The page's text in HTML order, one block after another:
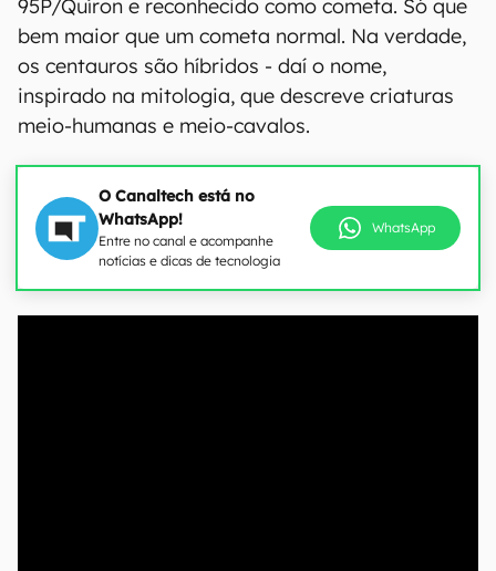
95P/Quíron e reconhecido como cometa. Só que
bem maior que um cometa normal. Na verdade,
os centauros são híbridos - daí o nome,
inspirado na mitologia, que descreve criaturas
meio-humanas e meio-cavalos.
O Canaltech está no
WhatsApp!
Entre no canal e acompanhe
notícias e dicas de tecnologia
WhatsApp